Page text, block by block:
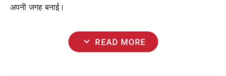
अपनी जगह बनाई।
expand_more READ MORE